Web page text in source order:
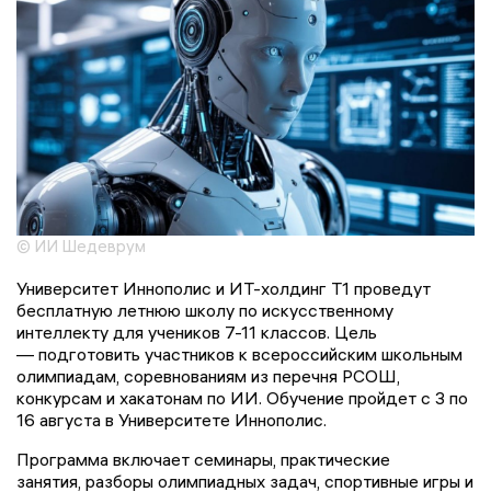
© ИИ Шедеврум
Университет Иннополис и ИТ-холдинг Т1 проведут
бесплатную летнюю школу по искусственному
интеллекту для учеников 7-11 классов. Цель
— подготовить участников к всероссийским школьным
олимпиадам, соревнованиям из перечня РСОШ,
конкурсам и хакатонам по ИИ. Обучение пройдет с 3 по
16 августа в Университете Иннополис.
Программа включает семинары, практические
занятия, разборы олимпиадных задач, спортивные игры и